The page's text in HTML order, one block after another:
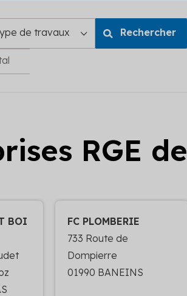
RGE de
BOI
FC PLOMBERIE
733 Route de
Dompierre
01990 BANEINS